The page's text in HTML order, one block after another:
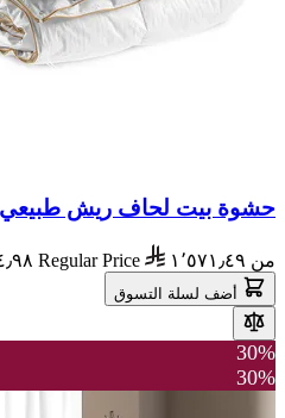
حشوة بيت لحاف ريش طبيعي الفئة
من ١٬٥٧١٫٤٩ Regular Price
أضف لسلة التسوق
30%
30%